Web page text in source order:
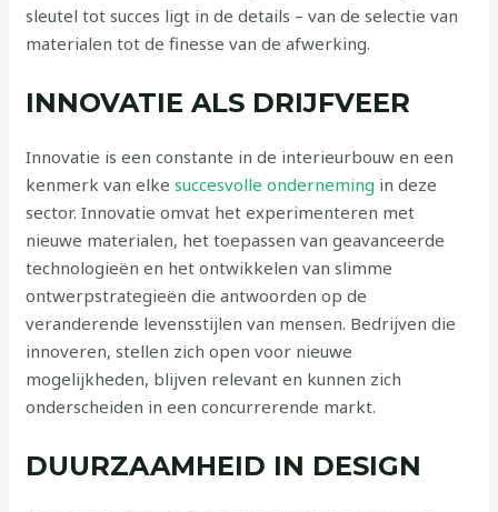
sleutel tot succes ligt in de details – van de selectie van
materialen tot de finesse van de afwerking.
INNOVATIE ALS DRIJFVEER
Innovatie is een constante in de interieurbouw en een
kenmerk van elkesuccesvolle onderneming in deze
sector. Innovatie omvat het experimenteren met
nieuwe materialen, het toepassen van geavanceerde
technologieën en het ontwikkelen van slimme
ontwerpstrategieën die antwoorden op de
veranderende levensstijlen van mensen. Bedrijven die
innoveren, stellen zich open voor nieuwe
mogelijkheden, blijven relevant en kunnen zich
onderscheiden in een concurrerende markt.
DUURZAAMHEID IN DESIGN